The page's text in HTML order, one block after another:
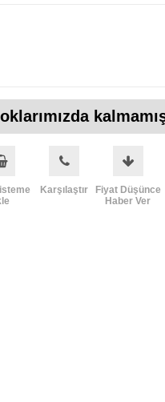
Karşılaştır
Fiyat Düşünce
Haber Ver